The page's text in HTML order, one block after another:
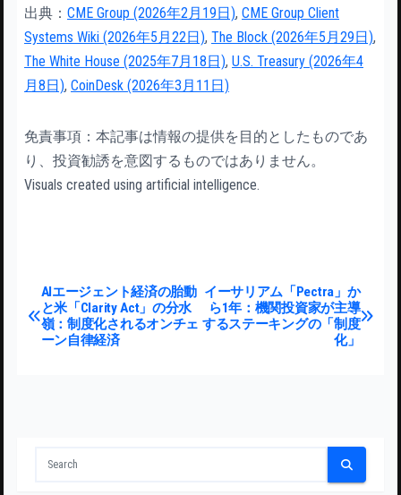
出典： CME Group (2026年2月19日), CME Group Client
Systems Wiki (2026年5月22日), The Block (2026年5月29日),
The White House (2025年7月18日), U.S. Treasury (2026年4
月8日), CoinDesk (2026年3月11日)
免責事項：本記事は情報の提供を目的としたものであ
り、投資勧誘を意図するものではありません。
Visuals created using artificial intelligence.
投稿ナビゲーション
イーサリアム「Pectra」か
ら1年：機関投資家が主導
するステーキングの「制度
化」
AIエージェント経済の胎動
と米「Clarity Act」の分水
嶺：制度化されるオンチェ
ーン自律経済